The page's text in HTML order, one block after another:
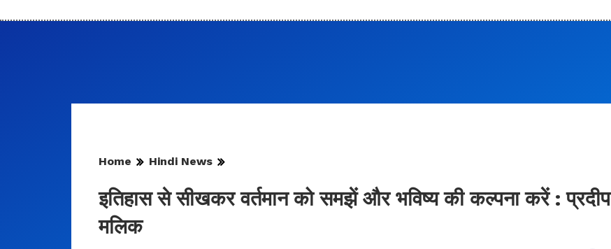
Home Hindi News
इतिहास से सीखकर वर्तमान को समझें और भविष्य की कल्पना करें : प्रदीप
मलिक